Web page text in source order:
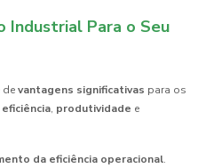
Industrial Para o Seu
devantagens significativas para os
eficiência, produtividade e
da eficiência operacional.